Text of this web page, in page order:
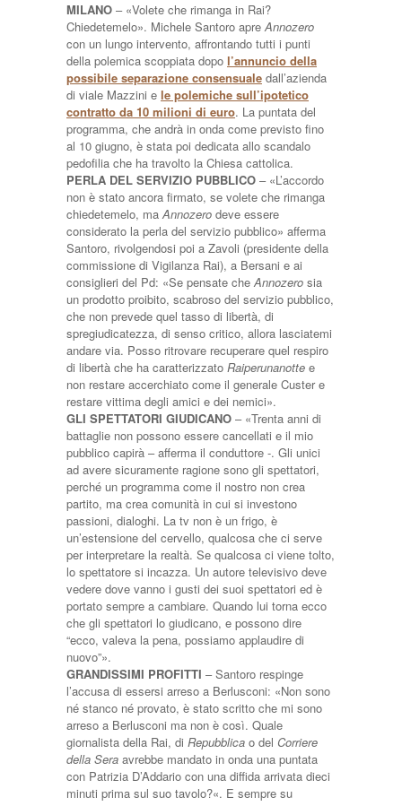
MILANO – «Volete che rimanga in Rai?
Chiedetemelo». Michele Santoro apreAnnozero
con un lungo intervento, affrontando tutti i punti
della polemica scoppiata dopo l’annuncio della
possibile separazione consensuale dall’azienda
di viale Mazzini e le polemiche sull’ipotetico
contratto da 10 milioni di euro. La puntata del
programma, che andrà in onda come previsto fino
al 10 giugno, è stata poi dedicata allo scandalo
pedofilia che ha travolto la Chiesa cattolica.
PERLA DEL SERVIZIO PUBBLICO – «L’accordo
non è stato ancora firmato, se volete che rimanga
chiedetemelo, maAnnozero deve essere
considerato la perla del servizio pubblico» afferma
Santoro, rivolgendosi poi a Zavoli (presidente della
commissione di Vigilanza Rai), a Bersani e ai
consiglieri del Pd: «Se pensate cheAnnozero sia
un prodotto proibito, scabroso del servizio pubblico,
che non prevede quel tasso di libertà, di
spregiudicatezza, di senso critico, allora lasciatemi
andare via. Posso ritrovare recuperare quel respiro
di libertà che ha caratterizzato Raiperunanotte e
non restare accerchiato come il generale Custer e
restare vittima degli amici e dei nemici».
GLI SPETTATORI GIUDICANO – «Trenta anni di
battaglie non possono essere cancellati e il mio
pubblico capirà – afferma il conduttore -. Gli unici
ad avere sicuramente ragione sono gli spettatori,
perché un programma come il nostro non crea
partito, ma crea comunità in cui si investono
passioni, dialoghi. La tv non è un frigo, è
un’estensione del cervello, qualcosa che ci serve
per interpretare la realtà. Se qualcosa ci viene tolto,
lo spettatore si incazza. Un autore televisivo deve
vedere dove vanno i gusti dei suoi spettatori ed è
portato sempre a cambiare. Quando lui torna ecco
che gli spettatori lo giudicano, e possono dire
“ecco, valeva la pena, possiamo applaudire di
nuovo”».
GRANDISSIMI PROFITTI – Santoro respinge
l’accusa di essersi arreso a Berlusconi: «Non sono
né stanco né provato, è stato scritto che mi sono
arreso a Berlusconi ma non è così. Quale
giornalista della Rai, di Repubblica o del Corriere
della Sera avrebbe mandato in onda una puntata
con Patrizia D’Addario con una diffida arrivata dieci
minuti prima sul suo tavolo?«. E sempre su